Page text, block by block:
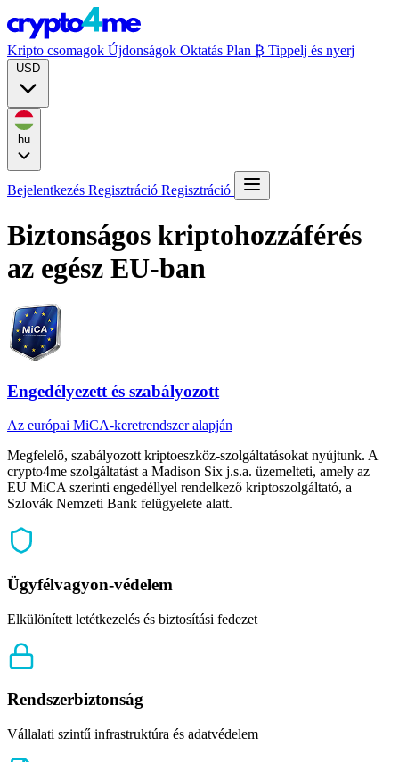
Kripto csomagok Újdonságok Oktatás Plan ₿ Tippelj és nyerj
Bejelentkezés Regisztráció Regisztráció
Biztonságos kriptohozzáférés
az egész EU-ban
Engedélyezett és szabályozott
Az európai MiCA-keretrendszer alapján
Megfelelő, szabályozott kriptoeszköz-szolgáltatásokat nyújtunk. A
crypto4me szolgáltatást a Madison Six j.s.a. üzemelteti, amely az
EU MiCA szerinti engedéllyel rendelkező kriptoszolgáltató, a
Szlovák Nemzeti Bank felügyelete alatt.
Ügyfélvagyon-védelem
Elkülönített letétkezelés és biztosítási fedezet
Rendszerbiztonság
Vállalati szintű infrastruktúra és adatvédelem